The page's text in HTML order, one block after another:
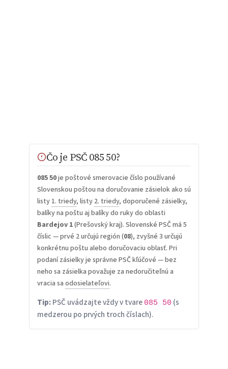
Čo je PSČ 085 50?
085 50je poštové smerovacie číslo používané
Slovenskou poštou na doručovanie zásielok ako sú
listy 1. triedy, listy 2. triedy, doporučené zásielky,
balíky na poštu aj balíky do ruky do oblasti
Bardejov 1(Prešovský kraj). Slovenské PSČ má 5
číslic — prvé 2 určujú región (08), zvyšné 3 určujú
konkrétnu poštu alebo doručovaciu oblasť. Pri
podaní zásielky je správne PSČ kľúčové — bez
neho sa zásielka považuje za nedoručiteľnú a
vracia sa odosielateľovi.
Tip:PSČ uvádzajte vždy v tvare 085 50 (s
medzerou po prvých troch číslach).